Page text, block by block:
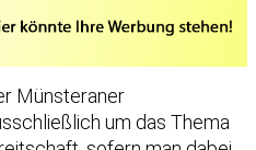
Münsteraner
um das Thema